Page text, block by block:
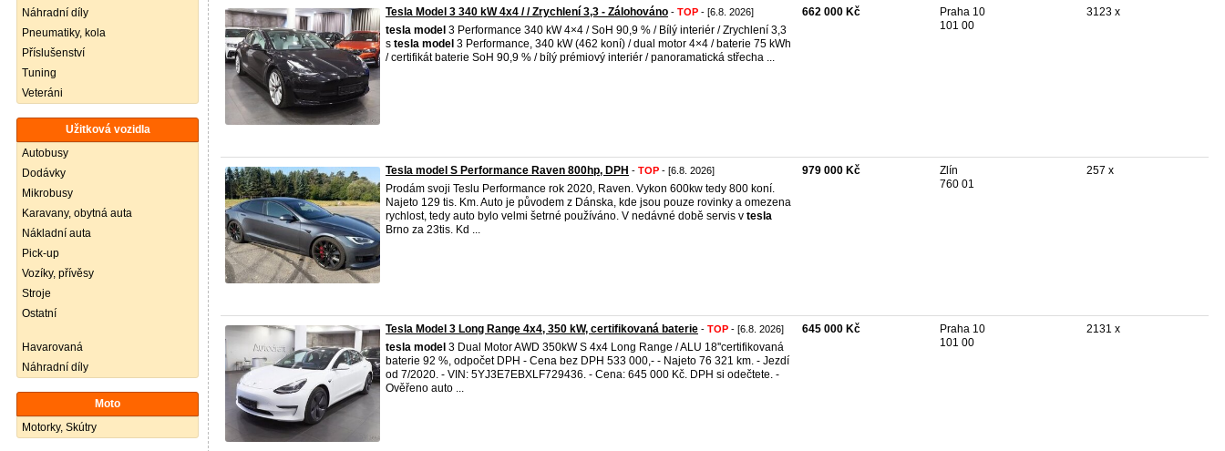
Náhradní díly
Pneumatiky, kola
Příslušenství
Tuning
Veteráni
Užitková vozidla
Autobusy
Dodávky
Mikrobusy
Karavany, obytná auta
Nákladní auta
Pick-up
Vozíky, přívěsy
Stroje
Ostatní
Havarovaná
Náhradní díly
Moto
Motorky, Skútry
Tesla Model 3 340 kW 4x4 / / Zrychlení 3,3 - Zálohováno - TOP - [6.8. 2026]
tesla model 3 Performance 340 kW 4×4 / SoH 90,9 % / Bílý interiér / Zrychlení 3,3
s tesla model 3 Performance, 340 kW (462 koní) / dual motor 4×4 / baterie 75 kWh
/ certifikát baterie SoH 90,9 % / bílý prémiový interiér / panoramatická střecha ...
662 000 Kč
Praha 10
101 00
3123 x
Tesla model S Performance Raven 800hp, DPH - TOP - [6.8. 2026]
Prodám svoji Teslu Performance rok 2020, Raven. Vykon 600kw tedy 800 koní.
Najeto 129 tis. Km. Auto je původem z Dánska, kde jsou pouze rovinky a omezena
rychlost, tedy auto bylo velmi šetrné používáno. V nedávné době servis v tesla
Brno za 23tis. Kd ...
979 000 Kč
Zlín
760 01
257 x
Tesla Model 3 Long Range 4x4, 350 kW, certifikovaná baterie - TOP - [6.8. 2026]
tesla model 3 Dual Motor AWD 350kW S 4x4 Long Range / ALU 18''certifikovaná
baterie 92 %, odpočet DPH - Cena bez DPH 533 000,- - Najeto 76 321 km. - Jezdí
od 7/2020. - VIN: 5YJ3E7EBXLF729436. - Cena: 645 000 Kč. DPH si odečtete. -
Ověřeno auto ...
645 000 Kč
Praha 10
101 00
2131 x